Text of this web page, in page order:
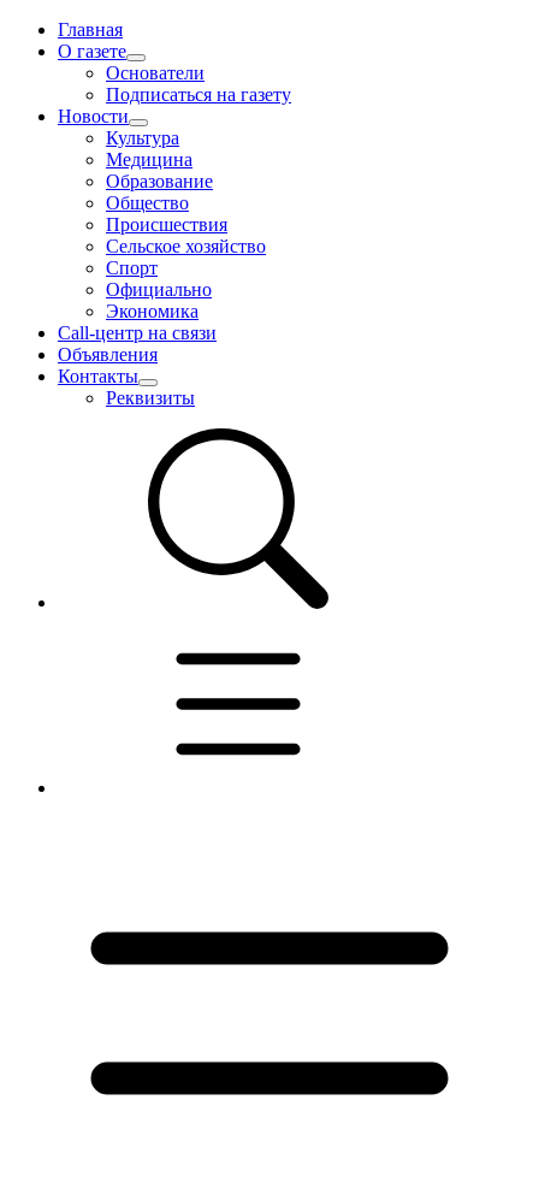
Главная
О газете
Основатели
Подписаться на газету
Новости
Культура
Медицина
Образование
Общество
Происшествия
Сельское хозяйство
Спорт
Официально
Экономика
Call-центр на связи
Объявления
Контакты
Реквизиты